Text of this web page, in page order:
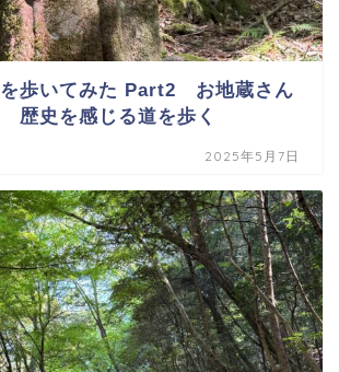
歩いてみた Part2 お地蔵さん
歴史を感じる道を歩く
2025年5月7日